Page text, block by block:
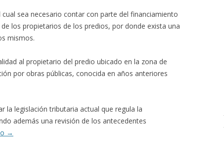
sea necesario contar con parte del financiamiento
los propietarios de los predios, por donde exista una
mismos.
al propietario del predio ubicado en la zona de
por obras públicas, conocida en años anteriores
la legislación tributaria actual que regula la
además una revisión de los antecedentes
→